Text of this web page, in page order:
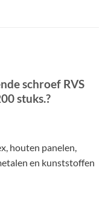
schroef RVS
stuks.?
houten panelen,
en kunststoffen